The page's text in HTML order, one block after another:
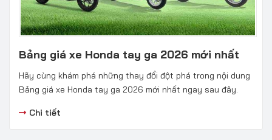
Bảng giá xe Honda tay ga 2026 mới nhất
Hãy cùng khám phá những thay đổi đột phá trong nội dung
Bảng giá xe Honda tay ga 2026 mới nhất ngay sau đây.
Chi tiết